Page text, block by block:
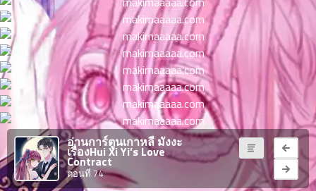
บุ๊กมาร์ก
อ่านมังงะ
อ่านการ์ตูนเกาหลี มังงะ
เรื่องHui Xi Yi’s Love
Contract
ตอนที่ 74
ตอน
ที่
น
8
ตอน
ที่
น
9
ตอน
ที่
น
10